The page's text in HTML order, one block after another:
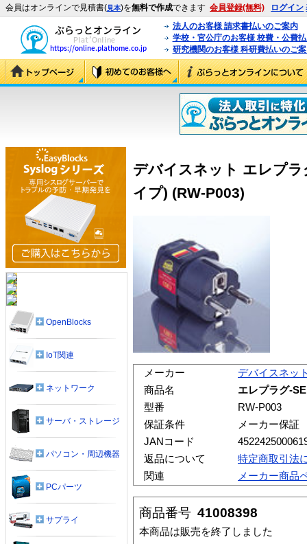
会員はオンラインで見積書(見本)を無料で作成できます 会員登録(無料) ログイン
法人のお客様 請求書払いのご案内
学校・官公庁のお客様 校費・公費
研究機関のお客様 科研費払いのご
デバイスネット エレプ
イプ) (RW-P003)
メーカー
デバイスネッ
商品名
エレプラグ-
型番
RW-P003
保証条件
メーカー保証
JANコード
返品について
特定商取引法
関連
メーカー商品
商品番号 41008398
本商品は販売を終了しました
OpenBlocks
IoT関連
ネットワーク
サーバ・ストレージ
パソコン・周辺機器
PCパーツ
サプライ